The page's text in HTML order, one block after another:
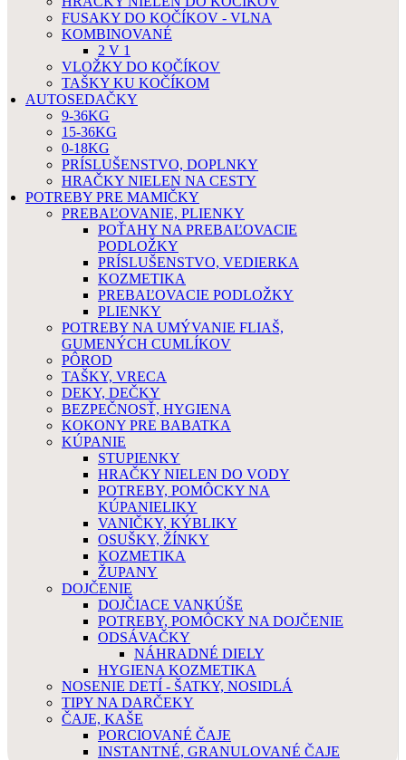
FUSAKY DO KOČÍKOV - VLNA
KOMBINOVANÉ
2 V 1
VLOŽKY DO KOČÍKOV
TAŠKY KU KOČÍKOM
AUTOSEDAČKY
9-36KG
15-36KG
0-18KG
PRÍSLUŠENSTVO, DOPLNKY
HRAČKY NIELEN NA CESTY
POTREBY PRE MAMIČKY
PREBAĽOVANIE, PLIENKY
POŤAHY NA PREBAĽOVACIE
PODLOŽKY
PRÍSLUŠENSTVO, VEDIERKA
KOZMETIKA
PREBAĽOVACIE PODLOŽKY
PLIENKY
POTREBY NA UMÝVANIE FLIAŠ,
GUMENÝCH CUMLÍKOV
PÔROD
TAŠKY, VRECA
DEKY, DEČKY
BEZPEČNOSŤ, HYGIENA
KOKONY PRE BABATKA
KÚPANIE
STUPIENKY
HRAČKY NIELEN DO VODY
POTREBY, POMÔCKY NA
KÚPANIELIKY
VANIČKY, KÝBLIKY
OSUŠKY, ŽÍNKY
KOZMETIKA
ŽUPANY
DOJČENIE
DOJČIACE VANKÚŠE
POTREBY, POMÔCKY NA DOJČENIE
ODSÁVAČKY
NÁHRADNÉ DIELY
HYGIENA KOZMETIKA
NOSENIE DETÍ - ŠATKY, NOSIDLÁ
TIPY NA DARČEKY
ČAJE, KAŠE
PORCIOVANÉ ČAJE
INSTANTNÉ, GRANULOVANÉ ČAJE